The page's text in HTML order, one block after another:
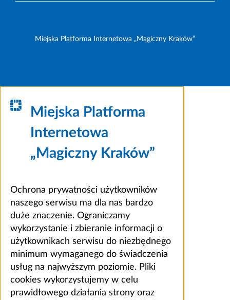
Miejska Platforma Internetowa „Magiczny Kraków”
Miejska Platforma
Internetowa
„Magiczny Kraków”
Ochrona prywatności użytkowników
naszego serwisu ma dla nas bardzo
duże znaczenie. Ograniczamy
wykorzystanie i zbieranie informacji o
użytkownikach serwisu do niezbędnego
minimum wymaganego do świadczenia
usług na najwyższym poziomie. Pliki
cookies wykorzystujemy w celu
prawidłowego działania strony oraz